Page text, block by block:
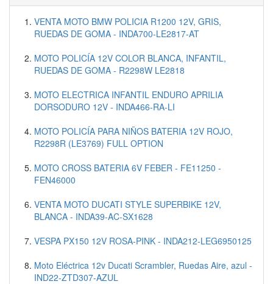
VENTA MOTO BMW POLICIA R1200 12V, GRIS,
RUEDAS DE GOMA - INDA700-LE2817-AT
MOTO POLICÍA 12V COLOR BLANCA, INFANTIL,
RUEDAS DE GOMA - R2298W LE2818
MOTO ELECTRICA INFANTIL ENDURO APRILIA
DORSODURO 12V - INDA466-RA-LI
MOTO POLICÍA PARA NIÑOS BATERIA 12V ROJO,
R2298R (LE3769) FULL OPTION
MOTO CROSS BATERIA 6V FEBER - FE11250 -
FEN46000
VENTA MOTO DUCATI STYLE SUPERBIKE 12V,
BLANCA - INDA39-AC-SX1628
VESPA PX150 12V ROSA-PINK - INDA212-LEG6950125
Moto Eléctrica 12v Ducati Scrambler, Ruedas Aire, azul -
IND22-ZTD307-AZUL